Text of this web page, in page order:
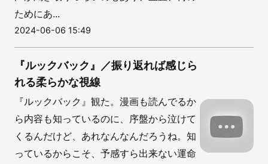
ためにあ...
2024-06-06 15:49
『ルックバック』／振り返れば感じら
れる柔らかな視線
『ルックバック』観た。漫画も読んでるか
ら内容も知っているのに、序盤から泣けて
くるんだけど、あれなんなんだろうね。知
っているからこそ、予感すら出来ない運命